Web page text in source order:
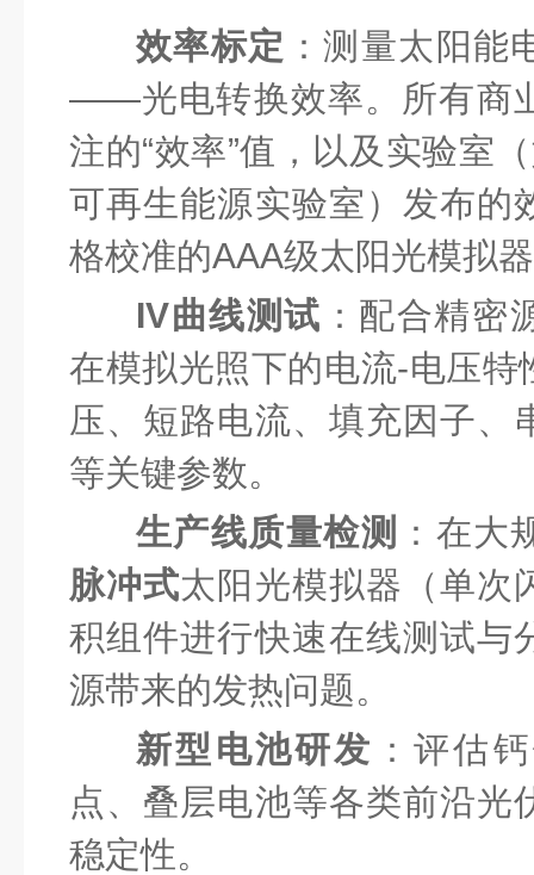
效率标定 ：测量太阳能
——光电转换效率。所有商
注的“效率”值，以及实验室
可再生能源实验室）发布的
格校准的AAA级太阳光模拟
IV曲线测试 ：配合精密
在模拟光照下的电流-电压特
压、短路电流、填充因子、
等关键参数。
生产线质量检测 ：在大
脉冲式太阳光模拟器（单次
积组件进行快速在线测试与
源带来的发热问题。
新型电池研发 ：评估
点、叠层电池等各类前沿光
稳定性。